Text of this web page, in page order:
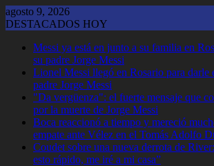
Saltar
al
agosto 9, 2026
DESTACADOS HOY
Messi ya está en junto a su familia en
su padre Jorge Messi
Lionel Messi llegó en Rosario para darle
padre Jorge Messi
"Da vergüenza": el fuerte mensaje que
por la muerte de Jorge Messi
Boca reaccionó a tiempo y mereció
empate ante Vélez en el Tomás Adolfo
Coudet sobre una nueva derrota de
esto rápido, me iré a mi casa”